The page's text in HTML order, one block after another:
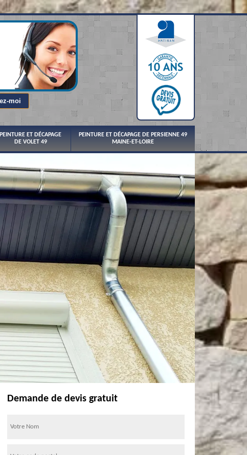
PEINTURE ET DÉCAPAGE
DE VOLET 49
PEINTURE ET DÉCAPAGE DE PERSIENNE 49
MAINE-ET-LOIRE
Demande de devis gratuit